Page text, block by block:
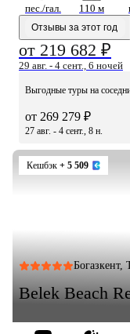
пес./гал. 110 м
Отзывы за этот год
от 219 682 ₽
29 авг. - 4 сент., 6 ночей
Выгодные туры на
от 269 279 ₽
27 авг. - 4 сент., 8 н.
Кешбэк + 5 509
Богазкент,
Belek Beach